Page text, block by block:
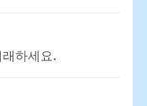
하세요.